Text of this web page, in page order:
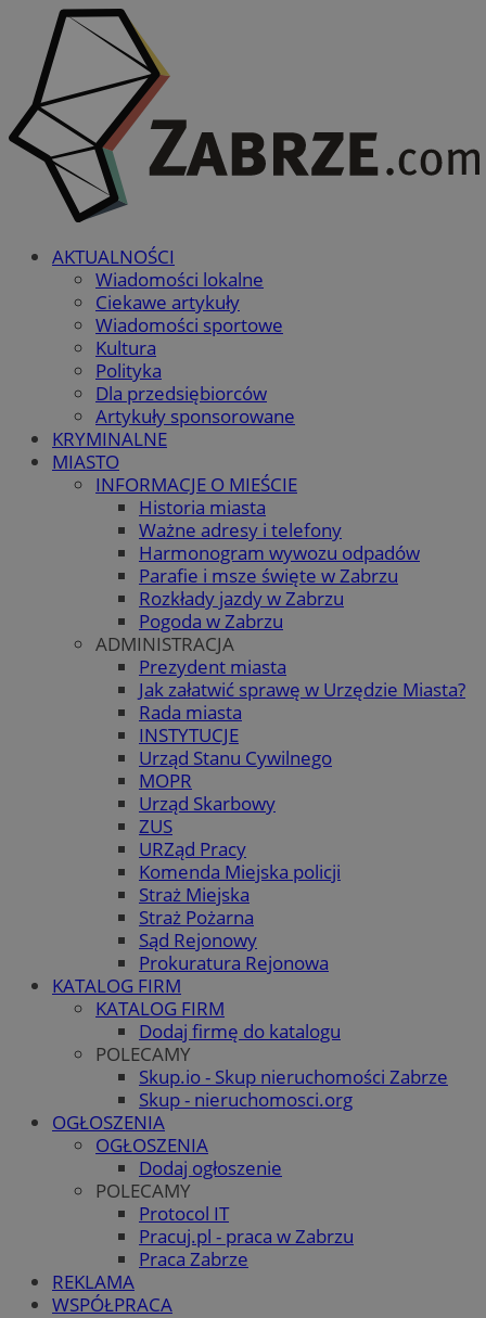
AKTUALNOŚCI
Wiadomości lokalne
Ciekawe artykuły
Wiadomości sportowe
Kultura
Polityka
Dla przedsiębiorców
Artykuły sponsorowane
KRYMINALNE
MIASTO
INFORMACJE O MIEŚCIE
Historia miasta
Ważne adresy i telefony
Harmonogram wywozu odpadów
Parafie i msze święte w Zabrzu
Rozkłady jazdy w Zabrzu
Pogoda w Zabrzu
ADMINISTRACJA
Prezydent miasta
Jak załatwić sprawę w Urzędzie Miasta?
Rada miasta
INSTYTUCJE
Urząd Stanu Cywilnego
MOPR
Urząd Skarbowy
ZUS
URZąd Pracy
Komenda Miejska policji
Straż Miejska
Straż Pożarna
Sąd Rejonowy
Prokuratura Rejonowa
KATALOG FIRM
KATALOG FIRM
Dodaj firmę do katalogu
POLECAMY
Skup.io - Skup nieruchomości Zabrze
Skup - nieruchomosci.org
OGŁOSZENIA
OGŁOSZENIA
Dodaj ogłoszenie
POLECAMY
Protocol IT
Pracuj.pl - praca w Zabrzu
Praca Zabrze
REKLAMA
WSPÓŁPRACA